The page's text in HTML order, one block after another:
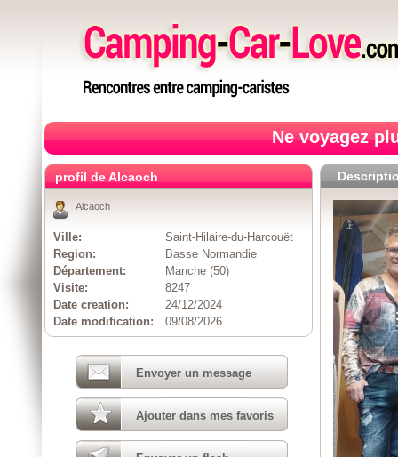
Ne voyagez
profil de Alcaoch
Alcaoch
Ville:
Saint-Hilaire-du-Harcouët
Region:
Basse Normandie
Département:
Manche (50)
Visite:
8247
Date creation:
24/12/2024
Date modification:
09/08/2026
Envoyer un message
Ajouter dans mes favoris